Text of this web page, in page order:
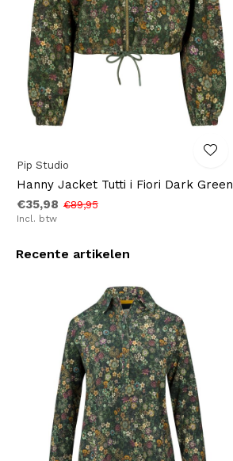
Pip Studio
Hanny Jacket Tutti i Fiori Dark Green
€35,98 €89,95
Incl. btw
Recente artikelen